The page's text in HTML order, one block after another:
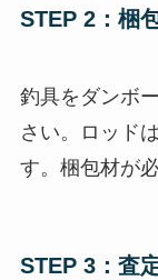
STEP 2：梱
釣具をダンボ
さい。ロッド
す。梱包材が
STEP 3：査